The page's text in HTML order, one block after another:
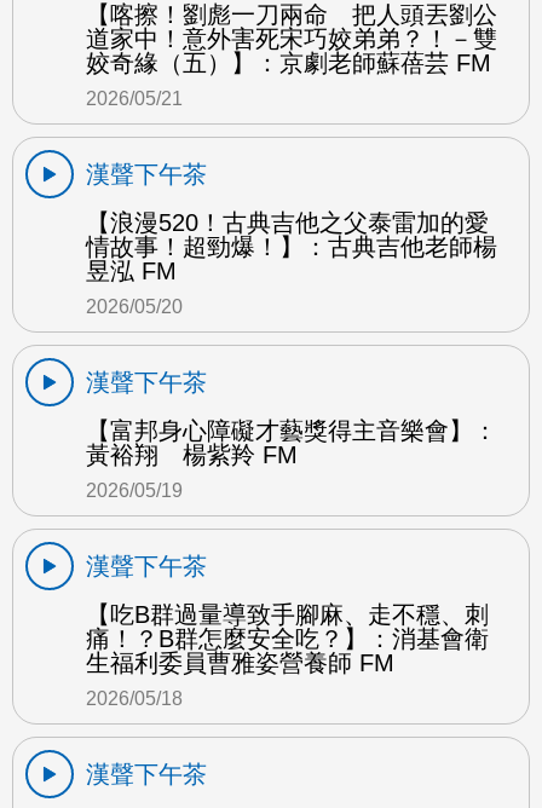
【喀擦！劉彪一刀兩命 把人頭丟劉公
道家中！意外害死宋巧姣弟弟？！－雙
姣奇緣（五）】：京劇老師蘇蓓芸 FM
2026/05/21
漢聲下午茶
【浪漫520！古典吉他之父泰雷加的愛
情故事！超勁爆！】：古典吉他老師楊
昱泓 FM
2026/05/20
漢聲下午茶
【富邦身心障礙才藝獎得主音樂會】：
黃裕翔 楊紫羚 FM
2026/05/19
漢聲下午茶
【吃B群過量導致手腳麻、走不穩、刺
痛！？B群怎麼安全吃？】：消基會衛
生福利委員曹雅姿營養師 FM
2026/05/18
漢聲下午茶